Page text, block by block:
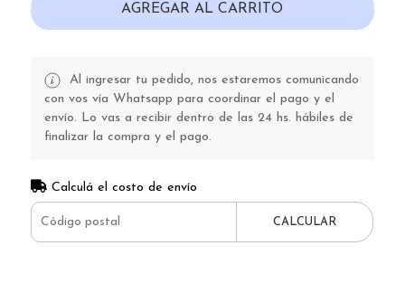
AGREGAR AL CARRITO
Al ingresar tu pedido, nos estaremos comunicando
con vos vía Whatsapp para coordinar el pago y el
envío. Lo vas a recibir dentro de las 24 hs. hábiles de
finalizar la compra y el pago.
Calculá el costo de envío
CALCULAR